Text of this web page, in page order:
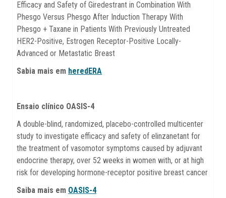
Efficacy and Safety of Giredestrant in Combination With
Phesgo Versus Phesgo After Induction Therapy With
Phesgo + Taxane in Patients With Previously Untreated
HER2-Positive, Estrogen Receptor-Positive Locally-
Advanced or Metastatic Breast
Sabia mais em heredERA
Ensaio clínico OASIS-4
A double-blind, randomized, placebo-controlled multicenter
study to investigate efficacy and safety of elinzanetant for
the treatment of vasomotor symptoms caused by adjuvant
endocrine therapy, over 52 weeks in women with, or at high
risk for developing hormone-receptor positive breast cancer
Saiba mais em OASIS-4